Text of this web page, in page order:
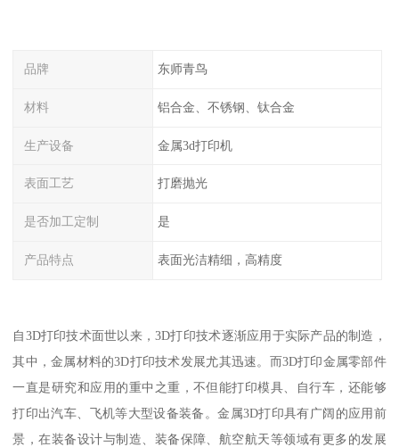
品牌 东师青鸟
材料 铝合金、不锈钢、钛合金
生产设备 金属3d打印机
表面工艺 打磨抛光
是否加工定制 是
产品特点 表面光洁精细，高精度
自3D打印技术面世以来，3D打印技术逐渐应用于实际产品的制造，
其中，金属材料的3D打印技术发展尤其迅速。而3D打印金属零部件
一直是研究和应用的重中之重，不但能打印模具、自行车，还能够
打印出汽车、飞机等大型设备装备。金属3D打印具有广阔的应用前
景，在装备设计与制造、装备保障、航空航天等领域有更多的发展